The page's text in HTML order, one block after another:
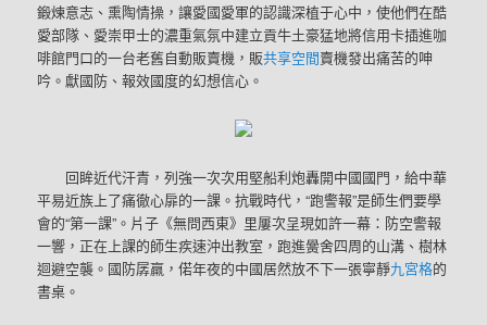
鍛煉意志、熏陶情操，讓愛國愛軍的認識深植于心中，使他們在酷
愛部隊、愛崇甲士的濃重氣氛中建立貢牛土豪猛地將信用卡插進咖
啡館門口的一台老舊自動販賣機，販共享空間賣機發出痛苦的呻
吟。獻國防、報效國度的幻想信心。
回眸近代汗青，列強一次次用堅船利炮轟開中國國門，給中華
平易近族上了痛徹心扉的一課。抗戰時代，“跑警報”是師生們要學
會的“第一課”。片子《無問西東》里屢次呈現如許一幕：防空警報
一響，正在上課的師生疾速沖出教室，跑進黌舍四周的山溝、樹林
迴避空襲。國防孱羸，偌年夜的中國居然放不下一張寧靜九宮格的
書桌。